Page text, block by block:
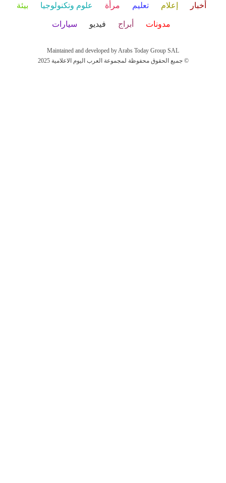
أخبار إعلام تعليم مرأة علوم وتكنولوجيا بيئة
مدونات أبراج فيديو سيارات
Maintained and developed by Arabs Today Group SAL
جميع الحقوق محفوظة لمجموعة العرب اليوم الاعلامية 2025 ©